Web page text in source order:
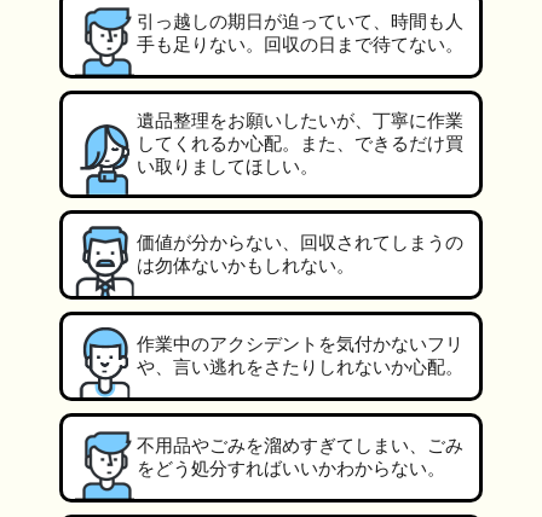
引っ越しの期日が迫っていて、時間も人
手も足りない。回収の日まで待てない。
遺品整理をお願いしたいが、丁寧に作業
してくれるか心配。また、できるだけ買
い取りましてほしい。
価値が分からない、回収されてしまうの
は勿体ないかもしれない。
作業中のアクシデントを気付かないフリ
や、言い逃れをさたりしれないか心配。
不用品やごみを溜めすぎてしまい、ごみ
をどう処分すればいいかわからない。